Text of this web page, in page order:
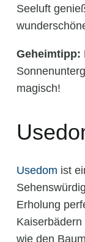
Seeluft
Geheimtipp:
magisch!
Usedom ist
Erholung
wie den